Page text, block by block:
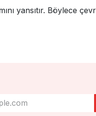
yansıtır. Böylece